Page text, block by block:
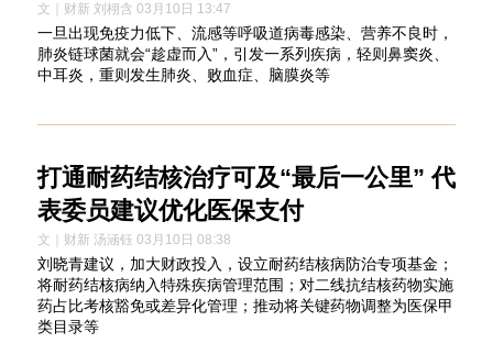
文｜财新 刘栩含 03月10日 13:47
一旦出现免疫力低下、流感等呼吸道病毒感染、营养不良时，
肺炎链球菌就会“趁虚而入”，引发一系列疾病，轻则鼻窦炎、
中耳炎，重则发生肺炎、败血症、脑膜炎等
打通耐药结核治疗可及“最后一公里” 代
表委员建议优化医保支付
文｜财新 汤涵钰 03月10日 08:38
刘晓青建议，加大财政投入，设立耐药结核病防治专项基金；
将耐药结核病纳入特殊疾病管理范围；对二线抗结核药物实施
药占比考核豁免或差异化管理；推动将关键药物调整为医保甲
类目录等